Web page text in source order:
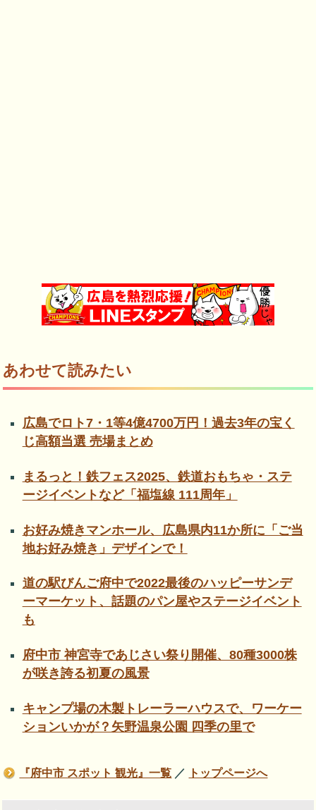
あわせて読みたい
広島でロト7・1等4億4700万円！過去3年の宝く
じ高額当選 売場まとめ
まるっと！鉄フェス2025、鉄道おもちゃ・ステ
ージイベントなど「福塩線 111周年」
お好み焼きマンホール、広島県内11か所に「ご当
地お好み焼き」デザインで！
道の駅びんご府中で2022最後のハッピーサンデ
ーマーケット、話題のパン屋やステージイベント
も
府中市 神宮寺であじさい祭り開催、80種3000株
が咲き誇る初夏の風景
キャンプ場の木製トレーラーハウスで、ワーケー
ションいかが？矢野温泉公園 四季の里で
『府中市 スポット 観光』一覧 ／ トップページへ